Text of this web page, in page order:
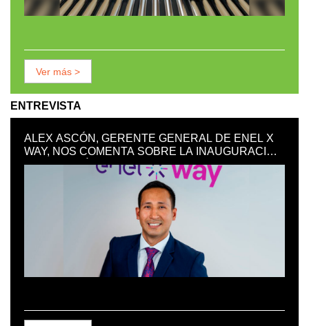
Ver más >
ENTREVISTA
ALEX ASCÓN, GERENTE GENERAL DE ENEL X
WAY, NOS COMENTA SOBRE LA INAUGURACIÓN
EN EL PERÚ DEL PRIMER PATIO DE RECARGA
DE VEHÍCULOS ELÉCTRICOS EN UN PUERTO